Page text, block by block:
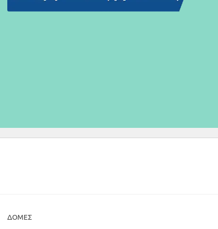
ΔΟΜΈΣ